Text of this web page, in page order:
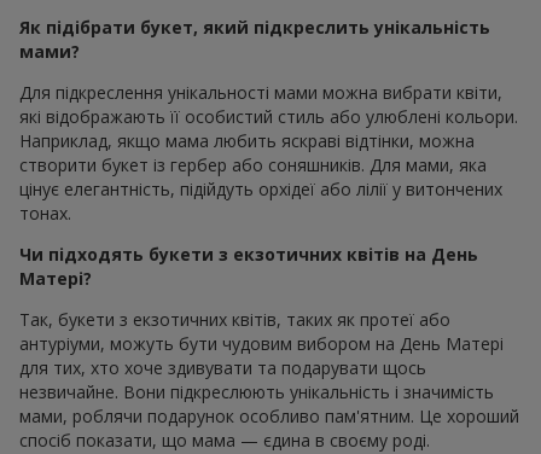
Як підібрати букет, який підкреслить унікальність
мами?
Для підкреслення унікальності мами можна вибрати квіти,
які відображають її особистий стиль або улюблені кольори.
Наприклад, якщо мама любить яскраві відтінки, можна
створити букет із гербер або соняшників. Для мами, яка
цінує елегантність, підійдуть орхідеї або лілії у витончених
тонах.
Чи підходять букети з екзотичних квітів на День
Матері?
Так, букети з екзотичних квітів, таких як протеї або
антуріуми, можуть бути чудовим вибором на День Матері
для тих, хто хоче здивувати та подарувати щось
незвичайне. Вони підкреслюють унікальність і значимість
мами, роблячи подарунок особливо пам'ятним. Це хороший
спосіб показати, що мама — єдина в своєму роді.